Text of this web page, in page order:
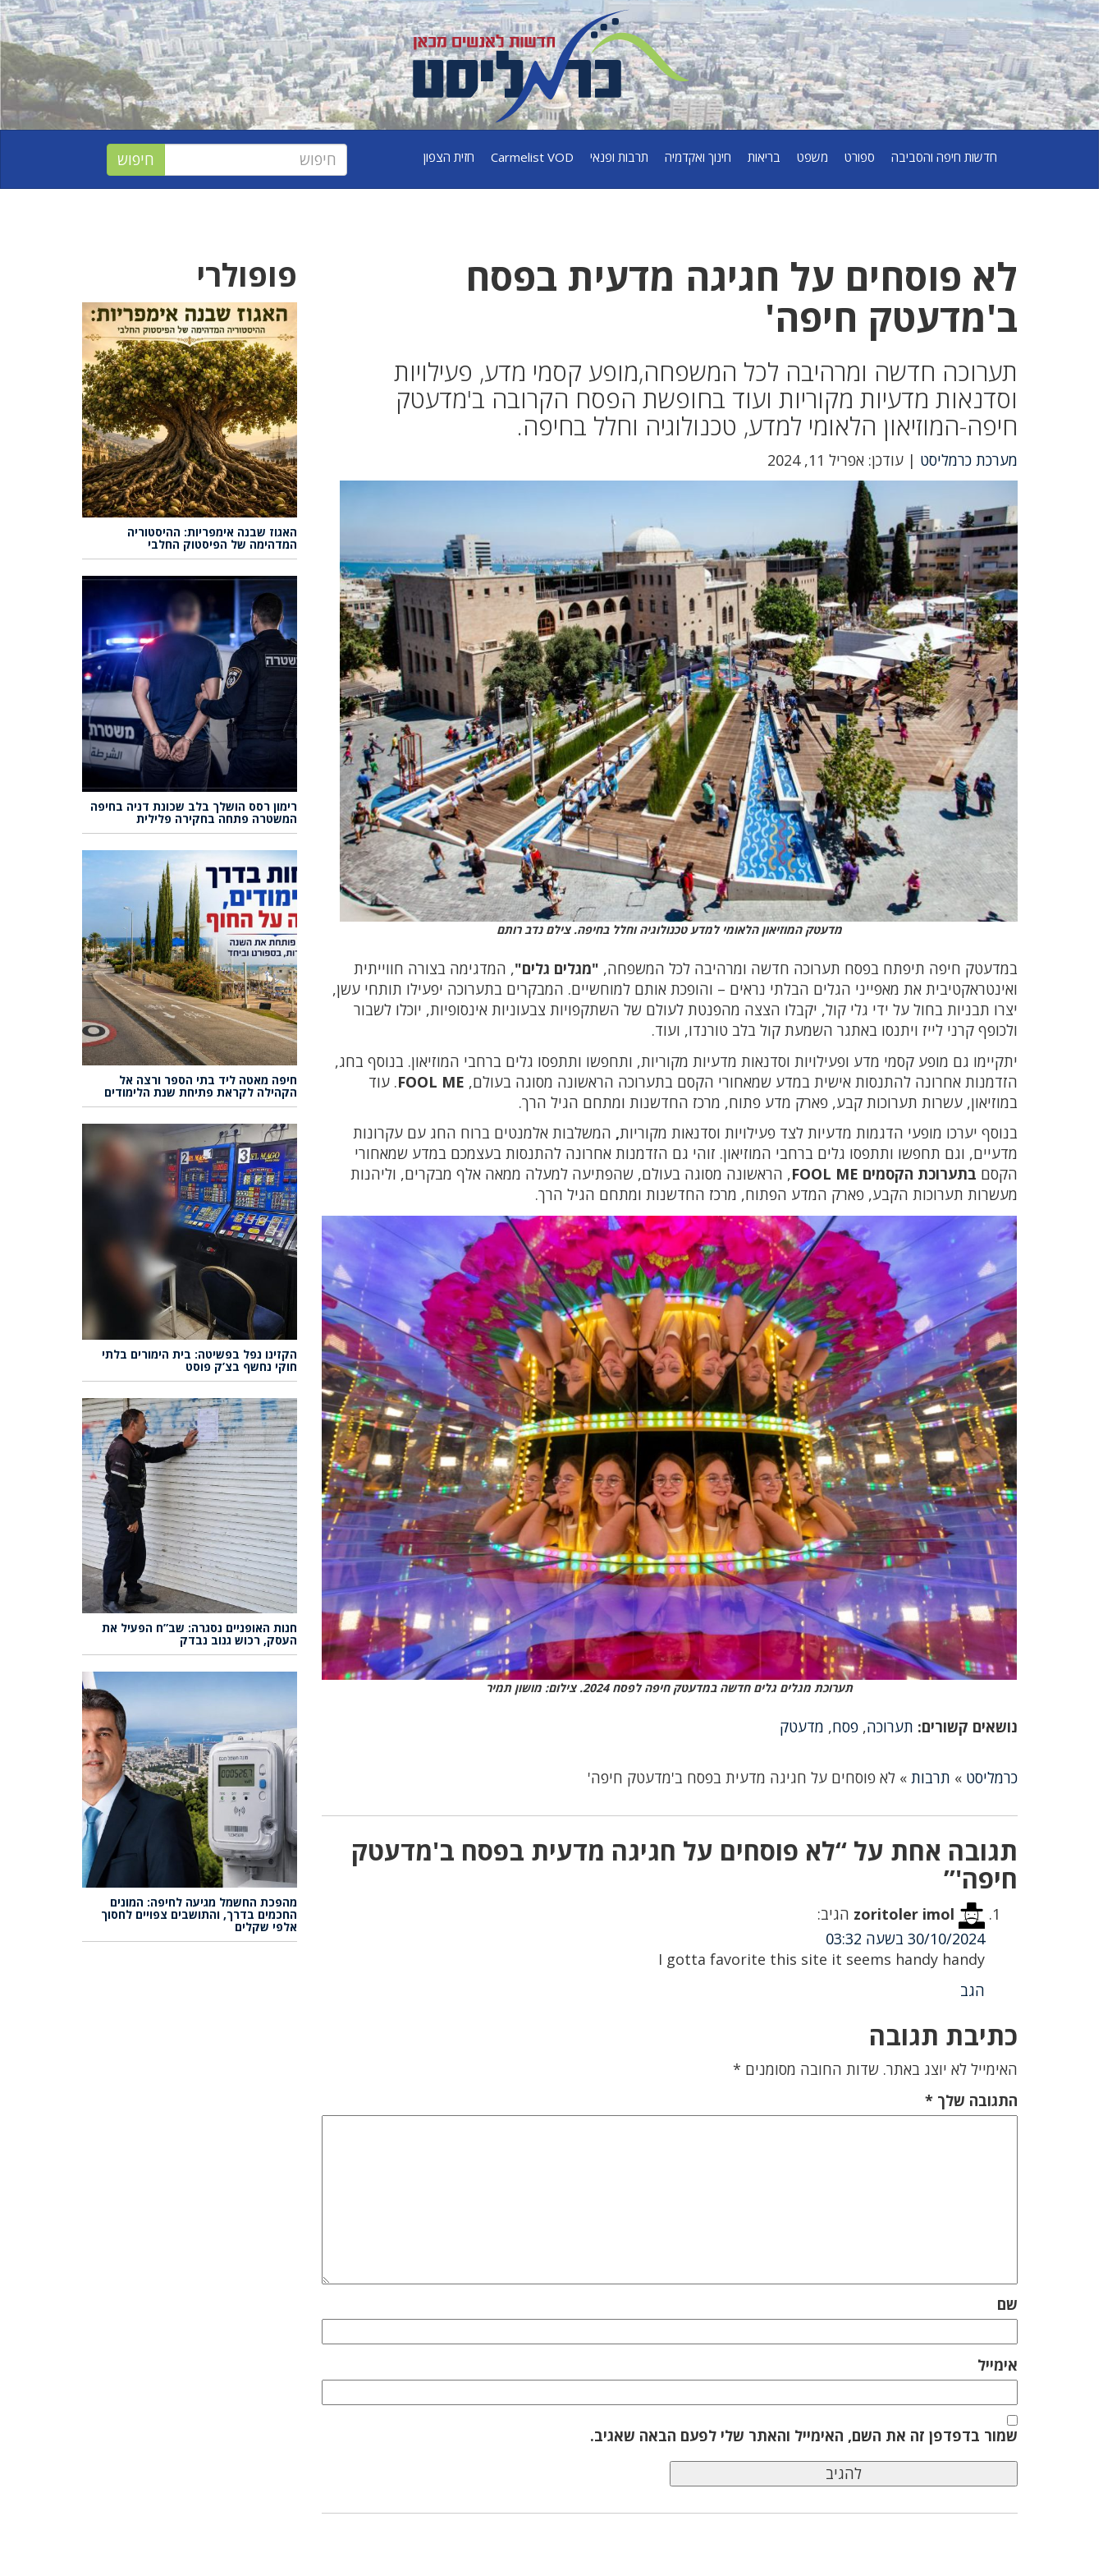
חדשות חיפה והסביבה ספורט משפט בריאות חינוך ואקדמיה תרבות ופנאי Carmelist VOD חזית הצפון
לא פוסחים על חגיגה מדעית בפסח
ב'מדעטק חיפה'
תערוכה חדשה ומרהיבה לכל המשפחה,מופע קסמי מדע, פעילויות
וסדנאות מדעיות מקוריות ועוד בחופשת הפסח הקרובה ב'מדעטק
חיפה-המוזיאון הלאומי למדע, טכנולוגיה וחלל בחיפה.
מערכת כרמליסט | עודכן: אפריל 11, 2024
מדעטק המוזיאון הלאומי למדע טכנולוגיה וחלל בחיפה. צילם נדב רותם
במדעטק חיפה תיפתח בפסח תערוכה חדשה ומרהיבה לכל המשפחה, "מגלים גלים", המדגימה בצורה חווייתית
ואינטראקטיבית את מאפייני הגלים הבלתי נראים – והופכת אותם למוחשיים. המבקרים בתערוכה יפעילו תותחי עשן,
יצרו תבניות בחול על ידי גלי קול, יקבלו הצצה מהפנטת לעולם של השתקפויות צבעוניות אינסופיות, יוכלו לשבור
ולכופף קרני לייז ויתנסו באתגר השמעת קול בלב טורנדו, ועוד.
יתקיימו גם מופע קסמי מדע ופעילויות וסדנאות מדעיות מקוריות, ותחפשו ותתפסו גלים ברחבי המוזיאון. בנוסף בחג,
הזדמנות אחרונה להתנסות אישית במדע שמאחורי הקסם בתערוכה הראשונה מסוגה בעולם, FOOL ME. עוד
במוזיאון, עשרות תערוכות קבע, פארק מדע פתוח, מרכז החדשנות ומתחם הגיל הרך.
בנוסף יערכו מופעי הדגמות מדעיות לצד פעילויות וסדנאות מקוריות, המשלבות אלמנטים ברוח החג עם עקרונות
מדעיים, וגם תחפשו ותתפסו גלים ברחבי המוזיאון. זוהי גם הזדמנות אחרונה להתנסות בעצמכם במדע שמאחורי
הקסם בתערוכת הקסמים FOOL ME
, הראשונה מסוגה בעולם, שהפתיעה למעלה ממאה אלף מבקרים, וליהנות
מעשרות תערוכות הקבע, פארק המדע הפתוח, מרכז החדשנות ומתחם הגיל הרך.
תערוכת מגלים גלים חדשה במדעטק חיפה לפסח 2024. צילום: מושון תמיר
נושאים קשורים: תערוכה,פסח, מדעטק
כרמליסט » תרבות »לא פוסחים על חגיגה מדעית בפסח ב'מדעטק חיפה'
תגובה אחת על “לא פוסחים על חגיגה מדעית בפסח ב'מדעטק
חיפה'”
zoritoler imol הגיב:
30/10/2024 בשעה 03:32
I gotta favorite this site it seems handy handy
הגב
כתיבת תגובה
האימייל לא יוצג באתר. שדות החובה מסומנים *
התגובה שלך*
שם
אימייל
שמור בדפדפן זה את השם, האימייל והאתר שלי לפעם הבאה שאגיב.
פופולרי
האגוז שבנה אימפריות: ההיסטוריה
המדהימה של הפיסטוק החלבי
רימון רסס הושלך בלב שכונת דניה בחיפה
המשטרה פתחה בחקירה פלילית
חיפה מאטה ליד בתי הספר ורצה אל
הקהילה לקראת פתיחת שנת הלימודים
הקזינו נפל בפשיטה: בית הימורים בלתי
חוקי נחשף בצ’ק פוסט
חנות האופניים נסגרה: שב”ח הפעיל את
העסק, רכוש גנוב נבדק
מהפכת החשמל מגיעה לחיפה: המונים
החכמים בדרך, והתושבים צפויים לחסוך
אלפי שקלים